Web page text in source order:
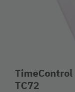
TimeControl
TC72